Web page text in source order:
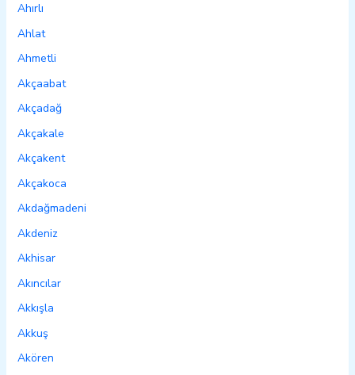
Ahırlı
Ahlat
Ahmetli
Akçaabat
Akçadağ
Akçakale
Akçakent
Akçakoca
Akdağmadeni
Akdeniz
Akhisar
Akıncılar
Akkışla
Akkuş
Akören